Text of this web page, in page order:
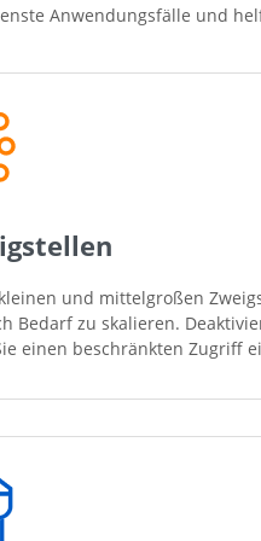
Anwendungsfälle und
und mittelgroßen
Bedarf zu skalieren.
einen beschränkten Zugriff